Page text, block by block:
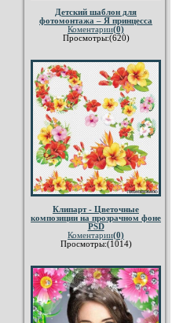
Детский шаблон для
фотомонтажа – Я принцесса
Коментарии(0)
Просмотры:(620)
Клипарт - Цветочные
композиции на прозрачном фоне
PSD
Коментарии(0)
Просмотры:(1014)